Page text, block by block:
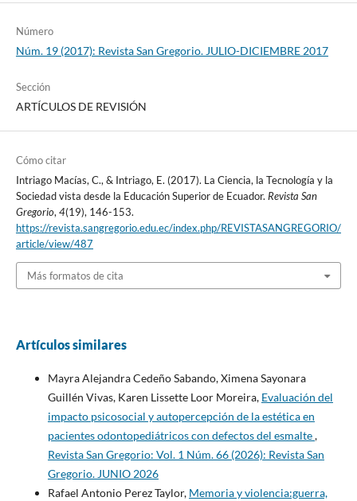
Número
Núm. 19 (2017): Revista San Gregorio. JULIO-DICIEMBRE 2017
Sección
ARTÍCULOS DE REVISIÓN
Cómo citar
Intriago Macías, C., & Intriago, E. (2017). La Ciencia, la Tecnología y la
Sociedad vista desde la Educación Superior de Ecuador. Revista San
Gregorio, 4(19), 146-153.
https://revista.sangregorio.edu.ec/index.php/REVISTASANGREGORIO/
article/view/487
Más formatos de cita
Artículos similares
Mayra Alejandra Cedeño Sabando, Ximena Sayonara
Guillén Vivas, Karen Lissette Loor Moreira, Evaluación del
impacto psicosocial y autopercepción de la estética en
pacientes odontopediátricos con defectos del esmalte,
Revista San Gregorio: Vol. 1 Núm. 66 (2026): Revista San
Gregorio. JUNIO 2026
Rafael Antonio Perez Taylor, Memoria y violencia:guerra,